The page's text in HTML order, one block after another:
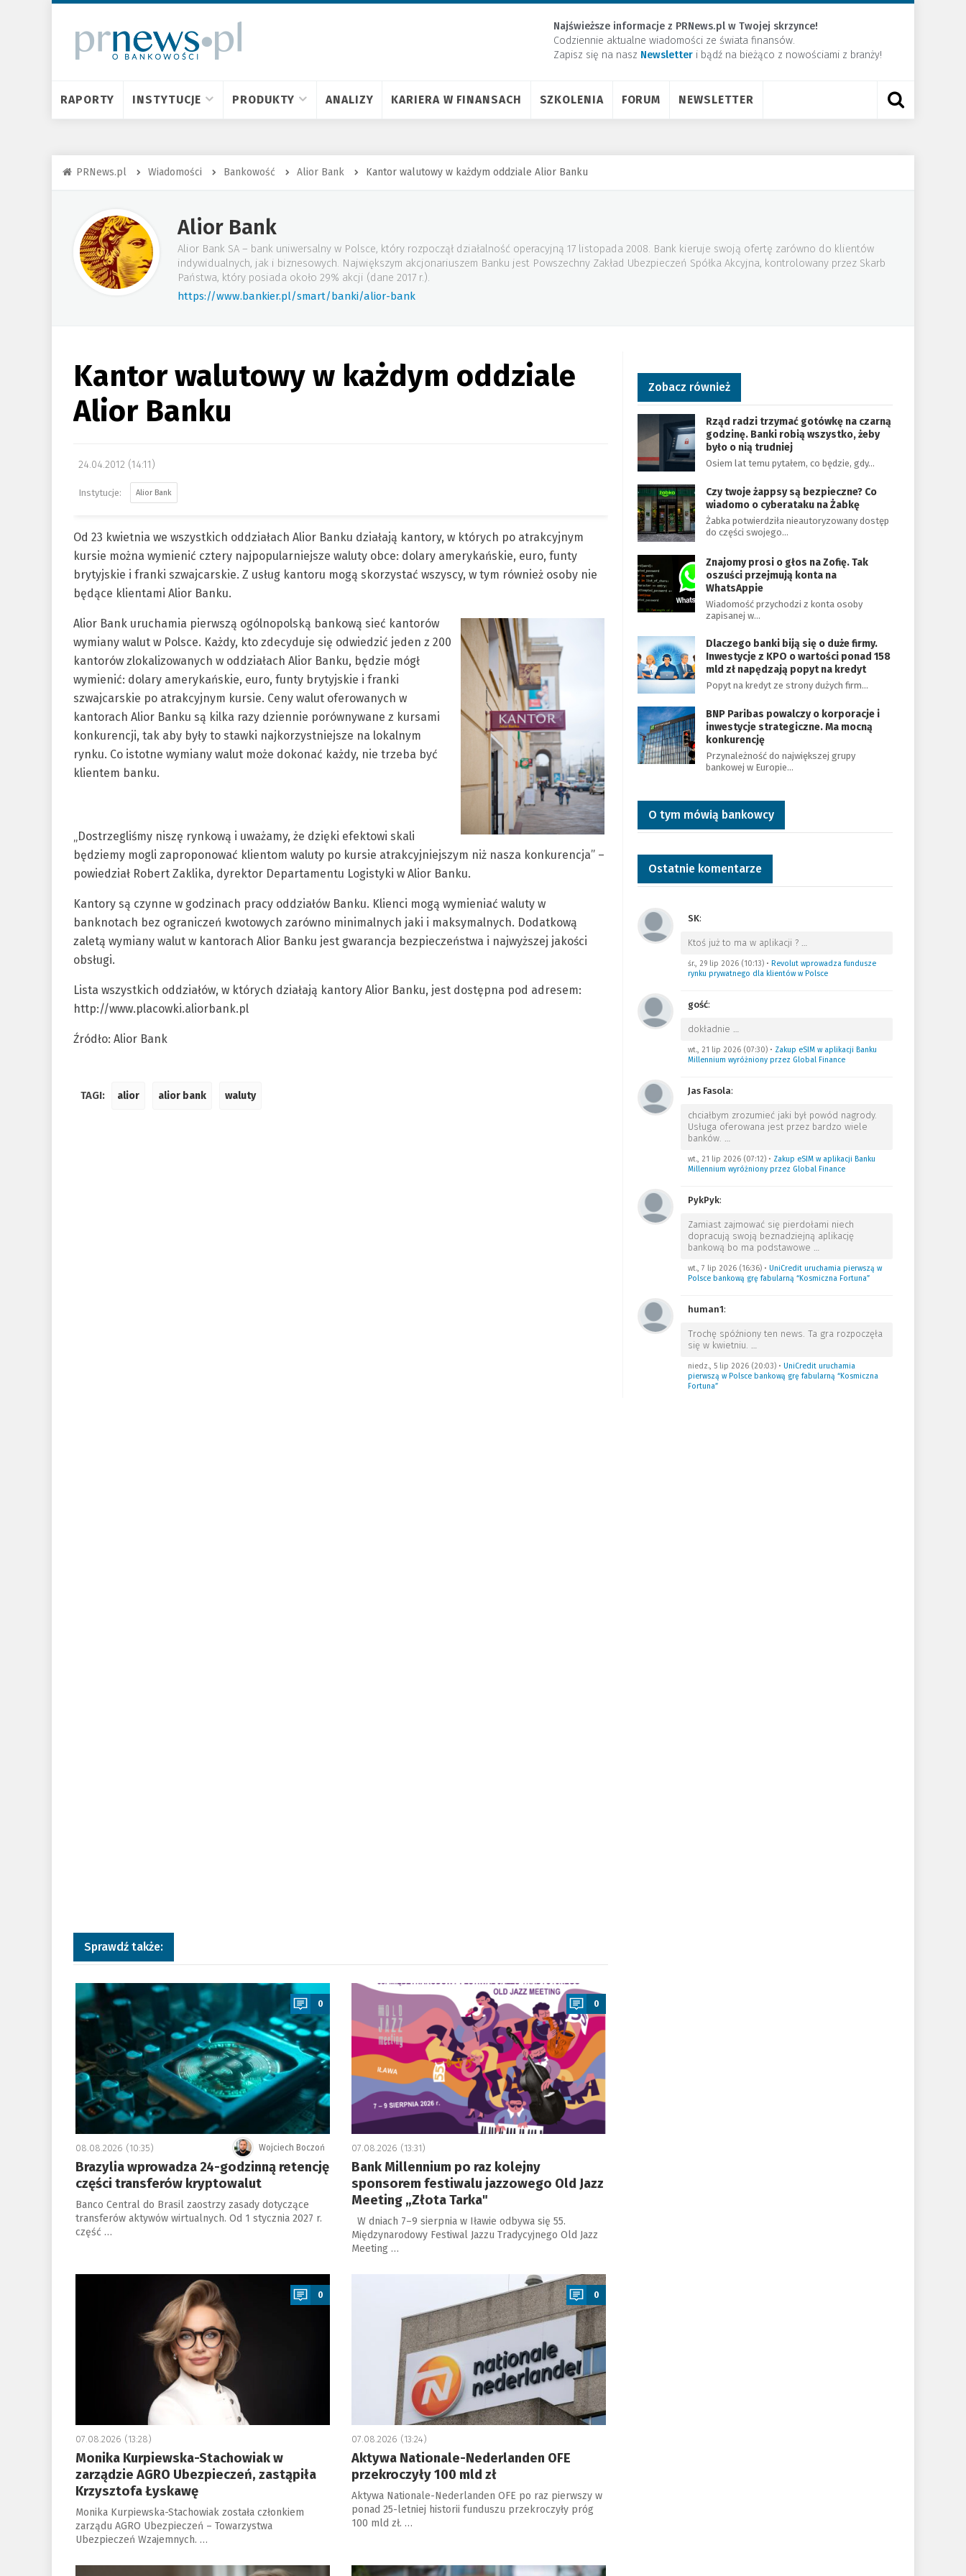
Najświeższe informacje z PRNews.pl w Twojej skrzynce!
Codziennie aktualne wiadomości ze świata finansów.
Zapisz się na nasz Newsletter ​i bądź na bieżąco z nowościami z branży!
RAPORTY INSTYTUCJE PRODUKTY ANALIZY KARIERA W FINANSACH SZKOLENIA FORUM NEWSLETTER
PRNews.pl Wiadomości Bankowość Alior Bank Kantor walutowy w każdym oddziale Alior Banku
Alior Bank
Alior Bank SA – bank uniwersalny w Polsce, który rozpoczął działalność operacyjną 17 listopada 2008. Bank kieruje swoją ofertę zarówno do klientów
indywidualnych, jak i biznesowych. Największym akcjonariuszem Banku jest Powszechny Zakład Ubezpieczeń Spółka Akcyjna, kontrolowany przez Skarb
Państwa, który posiada około 29% akcji (dane 2017 r.).
https://www.bankier.pl/smart/banki/alior-bank
Kantor walutowy w każdym oddziale
Alior Banku
24.04.2012 (14:11)
Alior Bank
Od 23 kwietnia we wszystkich oddziałach Alior Banku działają kantory, w których po atrakcyjnym
kursie można wymienić cztery najpopularniejsze waluty obce: dolary amerykańskie, euro, funty
brytyjskie i franki szwajcarskie. Z usług kantoru mogą skorzystać wszyscy, w tym również osoby nie
będące klientami Alior Banku.
Alior Bank uruchamia pierwszą ogólnopolską bankową sieć kantorów
wymiany walut w Polsce. Każdy, kto zdecyduje się odwiedzić jeden z 200
kantorów zlokalizowanych w oddziałach Alior Banku, będzie mógł
wymienić: dolary amerykańskie, euro, funty brytyjskie i franki
szwajcarskie po atrakcyjnym kursie. Ceny walut oferowanych w
kantorach Alior Banku są kilka razy dziennie porównywane z kursami
konkurencji, tak aby były to stawki najkorzystniejsze na lokalnym
rynku. Co istotne wymiany walut może dokonać każdy, nie trzeba być
klientem banku.
„Dostrzegliśmy niszę rynkową i uważamy, że dzięki efektowi skali
będziemy mogli zaproponować klientom waluty po kursie atrakcyjniejszym niż nasza konkurencja” –
powiedział Robert Zaklika, dyrektor Departamentu Logistyki w Alior Banku.
Kantory są czynne w godzinach pracy oddziałów Banku. Klienci mogą wymieniać waluty w
banknotach bez ograniczeń kwotowych zarówno minimalnych jaki i maksymalnych. Dodatkową
zaletą wymiany walut w kantorach Alior Banku jest gwarancja bezpieczeństwa i najwyższej jakości
obsługi.
Lista wszystkich oddziałów, w których działają kantory Alior Banku, jest dostępna pod adresem:
http://www.placowki.aliorbank.pl
Źródło: Alior Bank
TAGI: alior alior bank waluty
Sprawdź także:
a
0
Wojciech Boczoń
08.08.2026 (10:35)
Brazylia wprowadza 24-godzinną retencję
części transferów kryptowalut
Banco Central do Brasil zaostrzy zasady dotyczące
transferów aktywów wirtualnych. Od 1 stycznia 2027 r.
część …
a
0
07.08.2026 (13:31)
Bank Millennium po raz kolejny
sponsorem festiwalu jazzowego Old Jazz
Meeting „Złota Tarka"
W dniach 7–9 sierpnia w Iławie odbywa się 55.
Międzynarodowy Festiwal Jazzu Tradycyjnego Old Jazz
Meeting …
a
0
07.08.2026 (13:28)
Monika Kurpiewska-Stachowiak w
zarządzie AGRO Ubezpieczeń, zastąpiła
Krzysztofa Łyskawę
Monika Kurpiewska-Stachowiak została członkiem
zarządu AGRO Ubezpieczeń – Towarzystwa
Ubezpieczeń Wzajemnych. …
0
07.08.2026 (13:24)
Aktywa Nationale-Nederlanden OFE
przekroczyły 100 mld zł
Aktywa Nationale-Nederlanden OFE po raz pierwszy w
ponad 25-letniej historii funduszu przekroczyły próg
100 mld zł. …
a a
Zobacz również
Rząd radzi trzymać gotówkę na czarną
godzinę. Banki robią wszystko, żeby
było o nią trudniej
Osiem lat temu pytałem, co będzie, gdy…
Czy twoje żappsy są bezpieczne? Co
wiadomo o cyberataku na Żabkę
Żabka potwierdziła nieautoryzowany dostęp
do części swojego…
Znajomy prosi o głos na Zofię. Tak
oszuści przejmują konta na
WhatsAppie
Wiadomość przychodzi z konta osoby
zapisanej w…
Dlaczego banki biją się o duże firmy.
Inwestycje z KPO o wartości ponad 158
mld zł napędzają popyt na kredyt
Popyt na kredyt ze strony dużych firm…
BNP Paribas powalczy o korporacje i
inwestycje strategiczne. Ma mocną
konkurencję
Przynależność do największej grupy
bankowej w Europie…
O tym mówią bankowcy
Ostatnie komentarze
SK:
Ktoś już to ma w aplikacji ? …
śr., 29 lip 2026 (10:13)• Revolut wprowadza fundusze
rynku prywatnego dla klientów w Polsce
gość:
dokładnie …
wt., 21 lip 2026 (07:30)• Zakup eSIM w aplikacji Banku
Millennium wyróżniony przez Global Finance
Jas Fasola:
chciałbym zrozumieć jaki był powód nagrody.
Usługa oferowana jest przez bardzo wiele
banków. …
wt., 21 lip 2026 (07:12)• Zakup eSIM w aplikacji Banku
Millennium wyróżniony przez Global Finance
PykPyk:
Zamiast zajmować się pierdołami niech
dopracują swoją beznadziejną aplikację
bankową bo ma podstawowe …
wt., 7 lip 2026 (16:36)• UniCredit uruchamia pierwszą w
Polsce bankową grę fabularną “Kosmiczna Fortuna”
human1:
Trochę spóźniony ten news. Ta gra rozpoczęła
się w kwietniu. …
niedz., 5 lip 2026 (20:03)• UniCredit uruchamia
pierwszą w Polsce bankową grę fabularną “Kosmiczna
Fortuna”